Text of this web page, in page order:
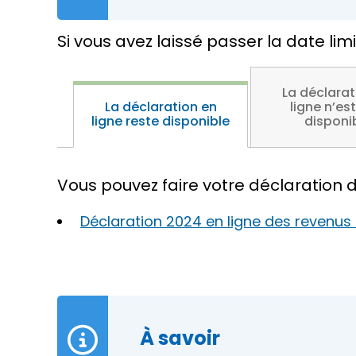
Si vous avez laissé passer la date
La déclaration en
ligne reste disponible
La
ligne
Vous pouvez faire votre déclaration
Déclaration 2024 en ligne des
À savoir